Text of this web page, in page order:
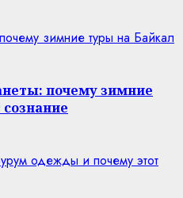
зимние туры на Байкал
почему зимние
одежды и почему этот